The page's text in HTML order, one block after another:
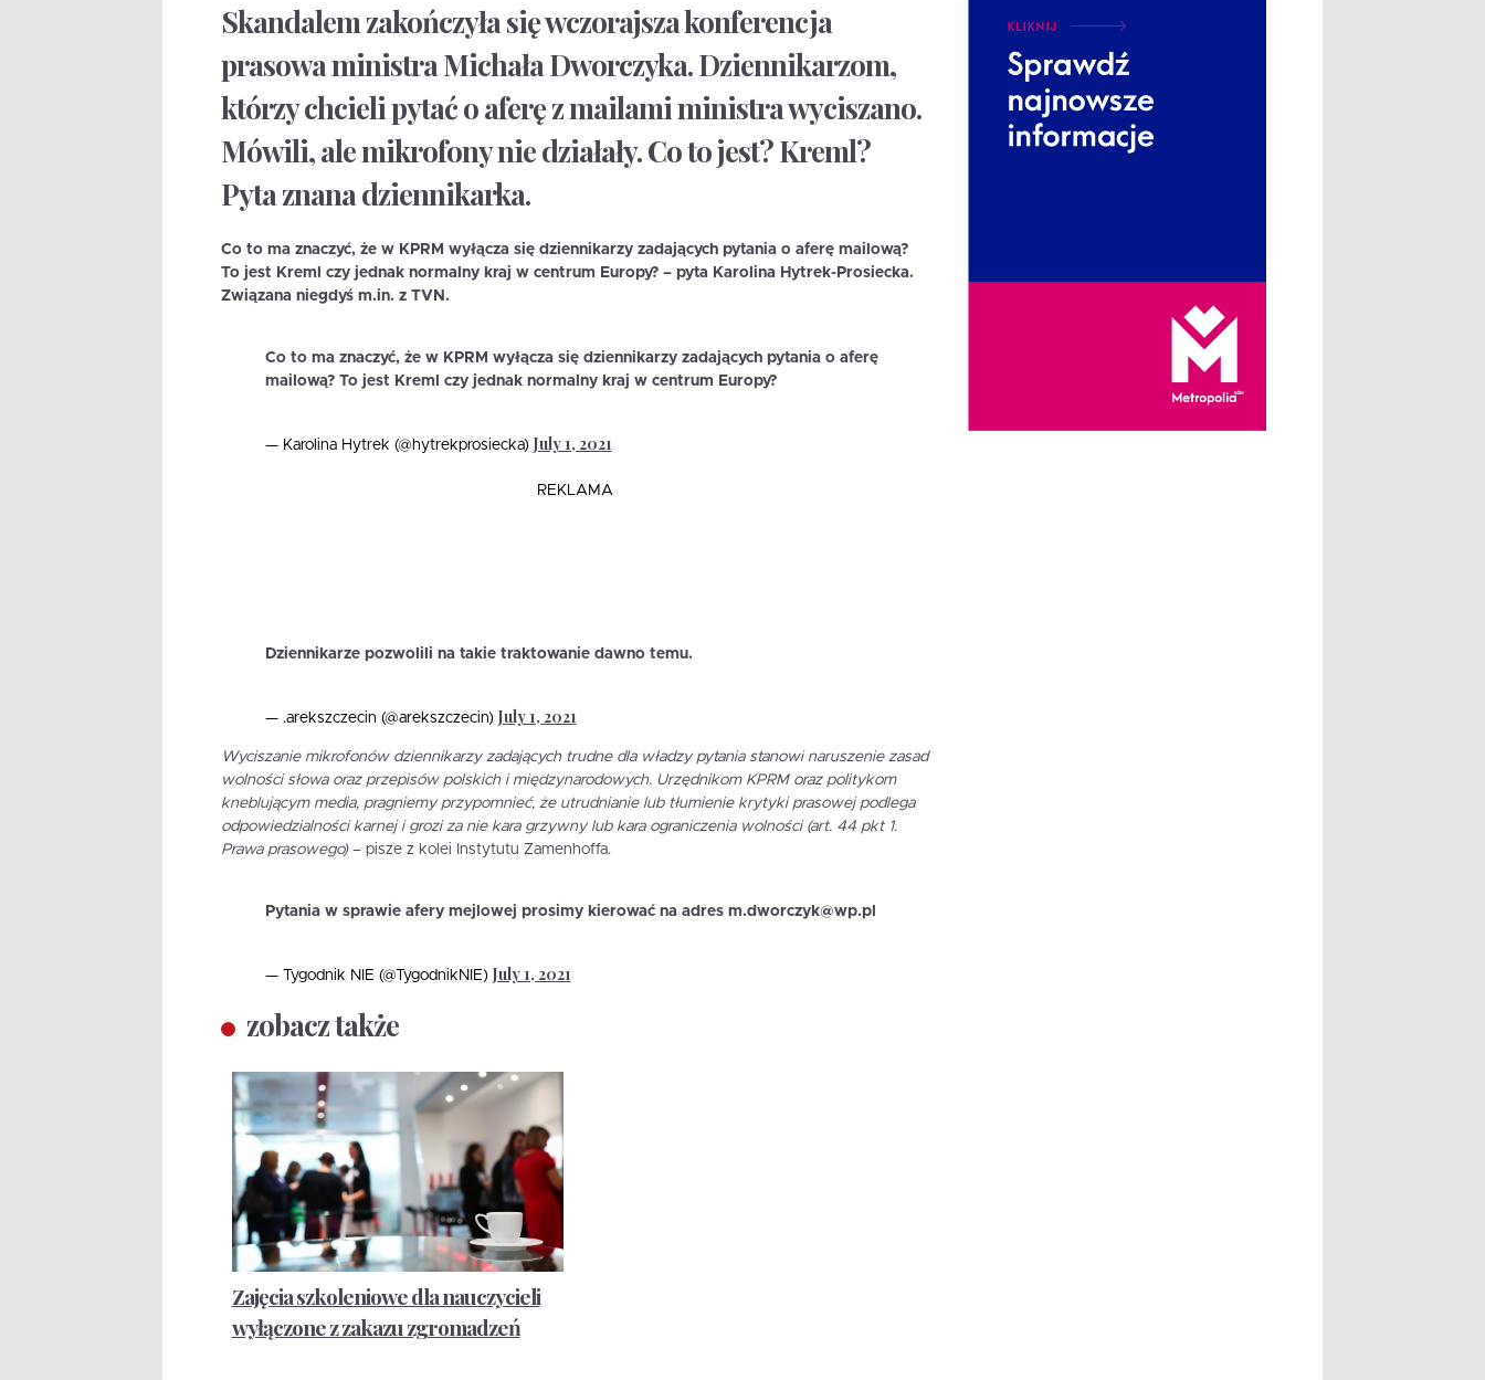
Skandalem zakończyła się wczorajsza konferencja
prasowa ministra Michała Dworczyka. Dziennikarzom,
którzy chcieli pytać o aferę z mailami ministra wyciszano.
Mówili, ale mikrofony nie działały. Co to jest? Kreml?
Pyta znana dziennikarka.
Co to ma znaczyć, że w KPRM wyłącza się dziennikarzy zadających pytania o aferę mailową?
To jest Kreml czy jednak normalny kraj w centrum Europy? – pyta Karolina Hytrek-Prosiecka.
Związana niegdyś m.in. z TVN.
Co to ma znaczyć, że w KPRM wyłącza się dziennikarzy zadających pytania o aferę
mailową? To jest Kreml czy jednak normalny kraj w centrum Europy?
— Karolina Hytrek (@hytrekprosiecka) July 1, 2021
REKLAMA
Dziennikarze pozwolili na takie traktowanie dawno temu.
— .arekszczecin (@arekszczecin) July 1, 2021
Wyciszanie mikrofonów dziennikarzy zadających trudne dla władzy pytania stanowi naruszenie zasad
wolności słowa oraz przepisów polskich i międzynarodowych. Urzędnikom KPRM oraz politykom
kneblującym media, pragniemy przypomnieć, że utrudnianie lub tłumienie krytyki prasowej podlega
odpowiedzialności karnej i grozi za nie kara grzywny lub kara ograniczenia wolności (art. 44 pkt 1.
Prawa prasowego)– pisze z kolei Instytutu Zamenhoffa.
Pytania w sprawie afery mejlowej prosimy kierować na adres m.dworczyk@wp.pl
— Tygodnik NIE (@TygodnikNIE) July 1, 2021
zobacz także
Zajęcia szkoleniowe dla nauczycieli
wyłączone z zakazu zgromadzeń